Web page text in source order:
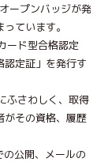
ープンバッジが発
っています。
ード型合格認定
認定証」を発行す
ふさわしく、取得
がその資格、履歴
公開、メールの